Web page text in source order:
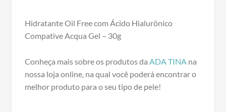
Hidratante Oil Free com Ácido Hialurônico
Compative Acqua Gel – 30g
Conheça mais sobre os produtos da ADA TINA na
nossa loja online, na qual você poderá encontrar o
melhor produto para o seu tipo de pele!